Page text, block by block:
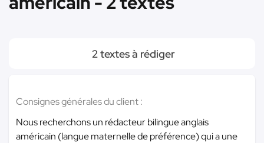
2 textes à rédiger
Consignes générales du client :
Nous recherchons un rédacteur bilingue anglais
américain (langue maternelle de préférence) qui a une